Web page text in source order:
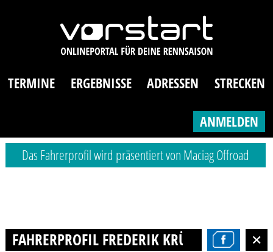
TERMINE ERGEBNISSE ADRESSEN STRECKEN
ANMELDEN
Das Fahrerprofil wird präsentiert von Maciag Offroad
FAHRERPROFIL FREDERIK KRÜGER